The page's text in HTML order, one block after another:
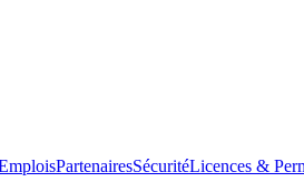
PartenairesSécuritéLicences &